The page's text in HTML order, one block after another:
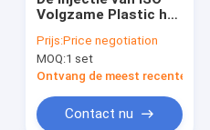
Volgzame Plastic het
MZ1700MD voor
Grote Grootte
Plastic Producten
Prijs:Price negotiation
MOQ:1 set
Ontvang de meest recente
Contact nu